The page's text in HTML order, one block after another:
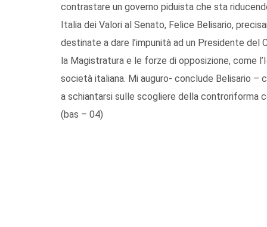
contrastare un governo piduista che sta
Italia dei Valori al Senato, Felice Belisario,
destinate a dare l’impunità ad un Presidente del
la Magistratura e le forze di opposizione, come
società italiana. Mi auguro- conclude Belisario –
a schiantarsi sulle scogliere della controriforma
(bas – 04)